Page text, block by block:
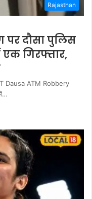
Rajasthan
दौसा पुलिस
एक गिरफ्तार,
Dausa ATM Robbery